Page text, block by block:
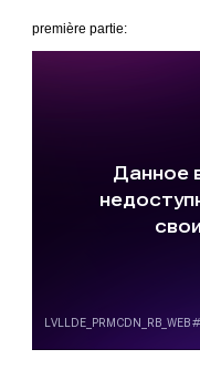
première partie: